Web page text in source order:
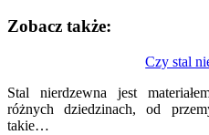
Zobacz także:
Czy stal
Stal nierdzewna jest
różnych dziedzinach, od
takie…
wpisu